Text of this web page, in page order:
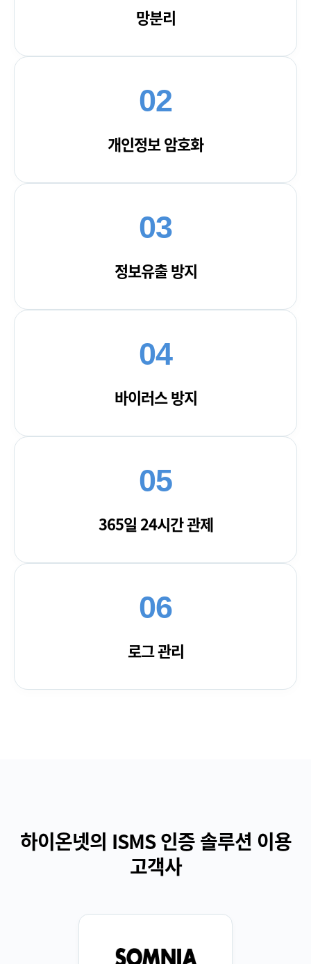
망분리
02
개인정보 암호화
03
정보유출 방지
04
바이러스 방지
05
365일 24시간 관제
06
로그 관리
하이온넷의 ISMS 인증 솔루션 이용
고객사